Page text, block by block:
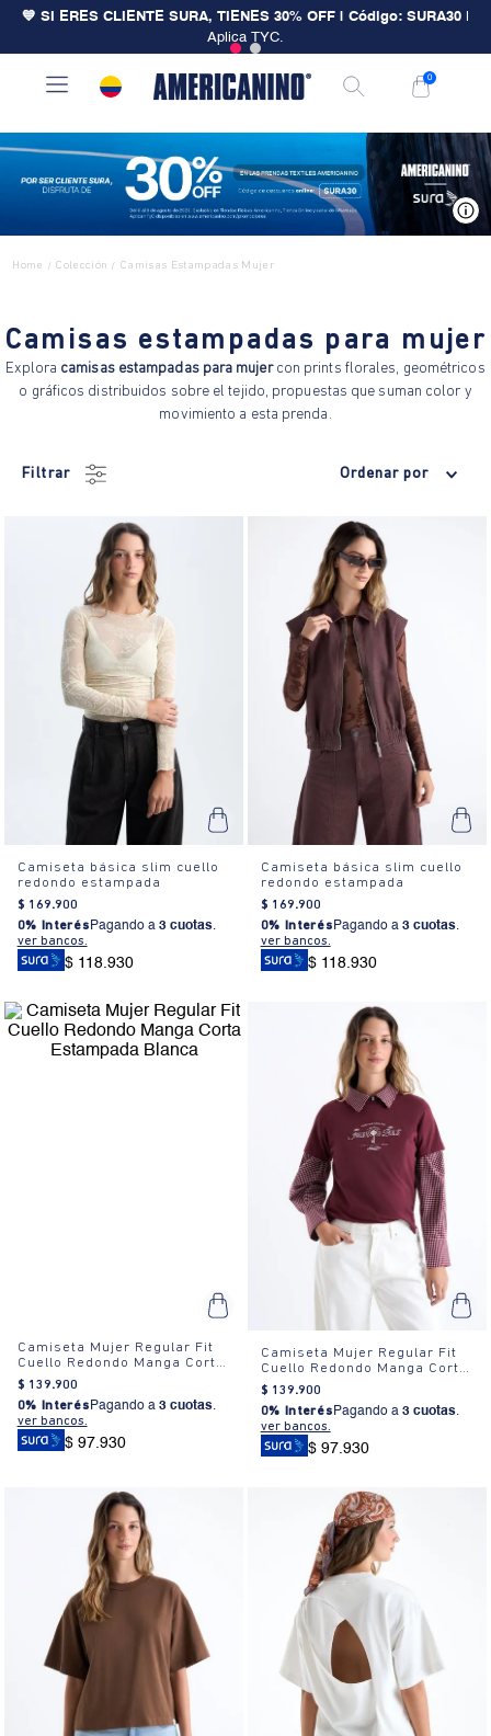
💙 SI ERES CLIENTE SURA, TIENES 30% OFF | Código: SURA30
Aplica TYC.
0
Home / Colección / Camisas Estampadas Mujer
Camisas estampadas para mujer
Explora camisas estampadas para mujercon prints florales, geométricos
o gráficos distribuidos sobre el tejido, propuestas que suman color y
movimiento a esta prenda.
Filtrar Ordenar por
Camiseta básica slim cuello
redondo estampada
$ 169.900
0% Interés Pagando a 3 cuotas.
ver bancos.
$ 118.930
Camiseta básica slim cuello
redondo estampada
$ 169.900
0% Interés Pagando a 3 cuotas.
ver bancos.
$ 118.930
Camiseta Mujer Regular Fit
Cuello Redondo Manga Corta
Estampada Blanca
$ 139.900
0% Interés Pagando a 3 cuotas.
ver bancos.
$ 97.930
Camiseta Mujer Regular Fit
Cuello Redondo Manga Corta
Estampada Blanca
$ 139.900
0% Interés Pagando a 3 cuotas.
ver bancos.
$ 97.930